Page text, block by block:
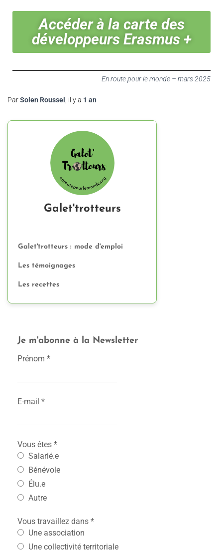
Accéder à la carte des
développeurs Erasmus +
En route pour le monde – mars 2025
ParSolen Roussel , il y a 1 an
Galet'trotteurs
Galet'trotteurs : mode d'emploi
Les témoignages
Les recettes
Je m'abonne à la Newsletter
Prénom *
E-mail *
Vous êtes *
Salarié.e
Bénévole
Élu.e
Autre
Vous travaillez dans *
Une association
Une collectivité territoriale